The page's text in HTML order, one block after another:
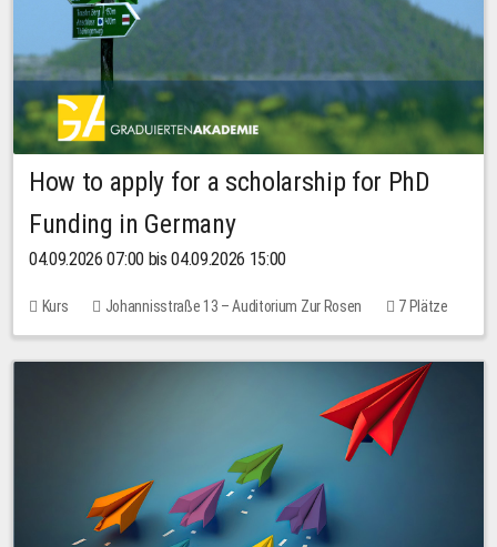
How to apply for a scholarship for PhD
Funding in Germany
04.09.2026 07:00 bis 04.09.2026 15:00
Kurs Johannisstraße 13 – Auditorium Zur Rosen
7 Plätze
10,00 EUR